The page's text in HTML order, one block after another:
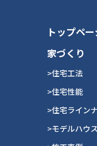
トップペ
家づくり
>住宅工法
>住宅性能
>住宅ライン
>モデルハウス